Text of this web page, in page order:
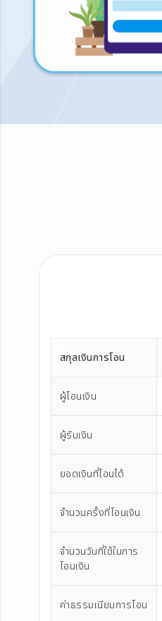
สกุลเงินการโอน
ผู้โอนเงิน
ผู้รับเงิน
ยอดเงินที่โอนได้
จำนวนครั้งที่โอนเงิน
จำนวนวันที่ใช้ในการ
โอนเงิน
ค่าธรรมเนียมการโอน